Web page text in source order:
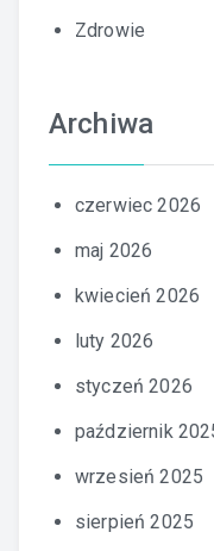
Zdrowie
Archiwa
czerwiec 2026
maj 2026
kwiecień 2026
luty 2026
styczeń 2026
październik
wrzesień 2025
sierpień 2025